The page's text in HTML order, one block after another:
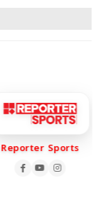
Reporter Sports